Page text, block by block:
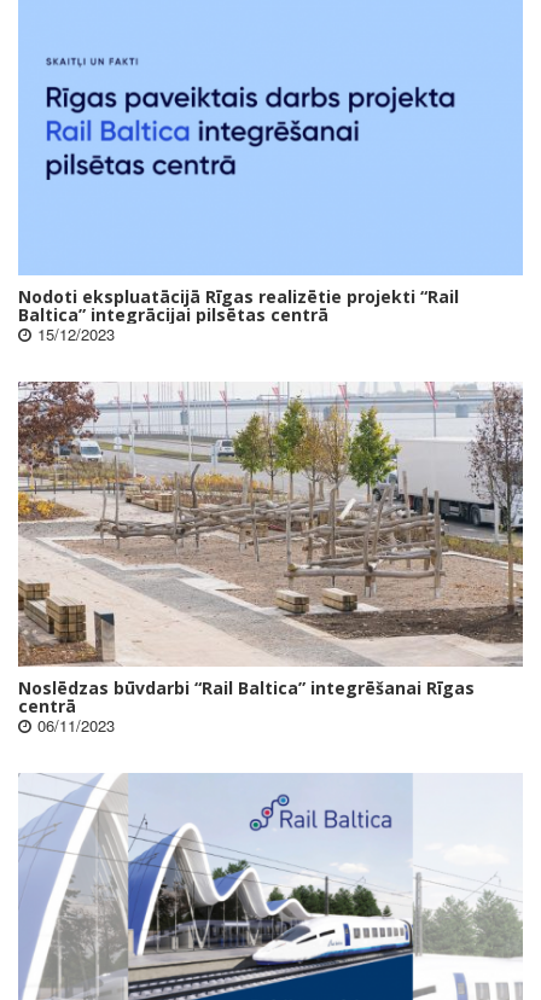
Nodoti ekspluatācijā Rīgas realizētie projekti “Rail
Baltica” integrācijai pilsētas centrā
15/12/2023
Noslēdzas būvdarbi “Rail Baltica” integrēšanai Rīgas
centrā
06/11/2023